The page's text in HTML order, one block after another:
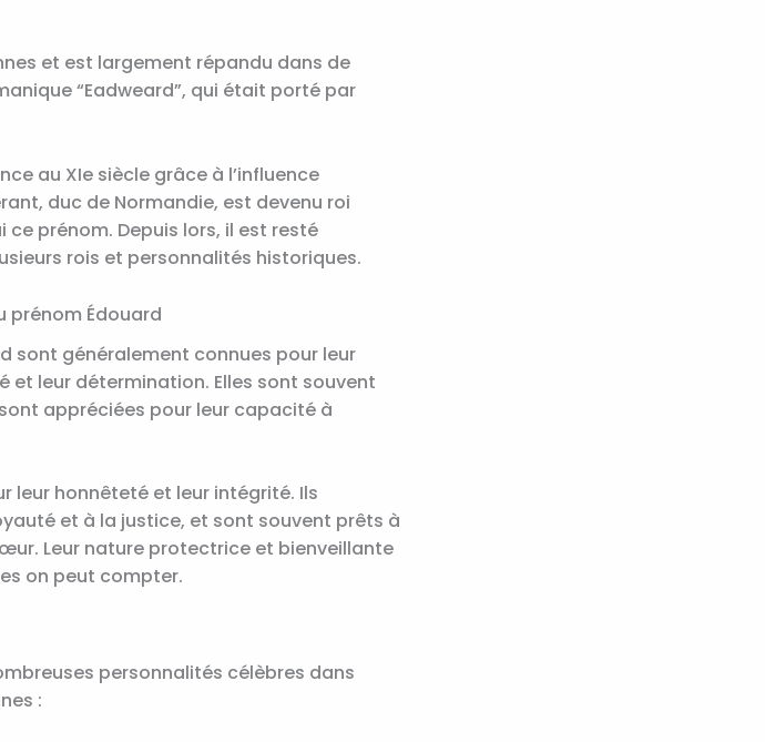
et est largement répandu dans de
“Eadweard”, qui était porté par
au XIe siècle grâce à l’influence
duc de Normandie, est devenu roi
ce prénom. Depuis lors, il est resté
rois et personnalités historiques.
prénom Édouard
sont généralement connues pour leur
et leur détermination. Elles sont souvent
appréciées pour leur capacité à
leur honnêteté et leur intégrité. Ils
et à la justice, et sont souvent prêts à
Leur nature protectrice et bienveillante
on peut compter.
personnalités célèbres dans
: